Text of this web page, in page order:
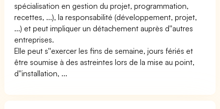
spécialisation en gestion du projet, programmation,
recettes, ...), la responsabilité (développement, projet,
...) et peut impliquer un détachement auprès d''autres
entreprises.
Elle peut s''exercer les fins de semaine, jours fériés et
être soumise à des astreintes lors de la mise au point,
d''installation, ...